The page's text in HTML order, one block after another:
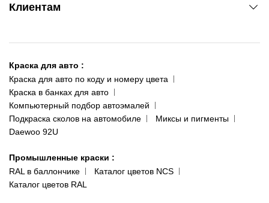
ул. Рабочая, 2-а
093 611-39-23
(ориентир: Интайм №40)
Одесса
пр-т Акад. Глушко, 29
066 554-97-70
Клиентам
Доставка и оплата
Сотрудничество
Наши публикации
Публичная оферта
Политика конфиденциальности
Краска для авто :
Краска для авто по коду и номеру цвета
Краска в банках для авто
Компьютерный подбор автоэмалей
Подкраска сколов на автомобиле
Миксы и пигменты
Daewoo 92U
Промышленные краски :
RAL в баллончике
Каталог цветов NCS
Каталог цветов RAL